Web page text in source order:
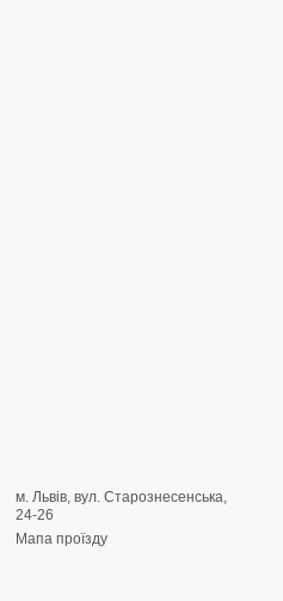
м. Львів, вул. Старознесенська,
24-26
Мапа проїзду